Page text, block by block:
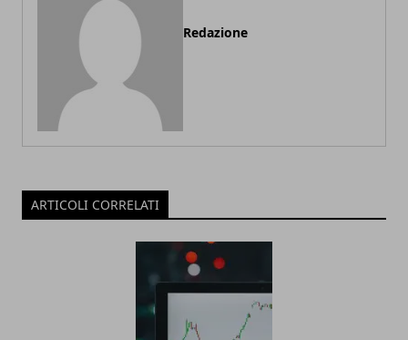
Redazione
ARTICOLI CORRELATI